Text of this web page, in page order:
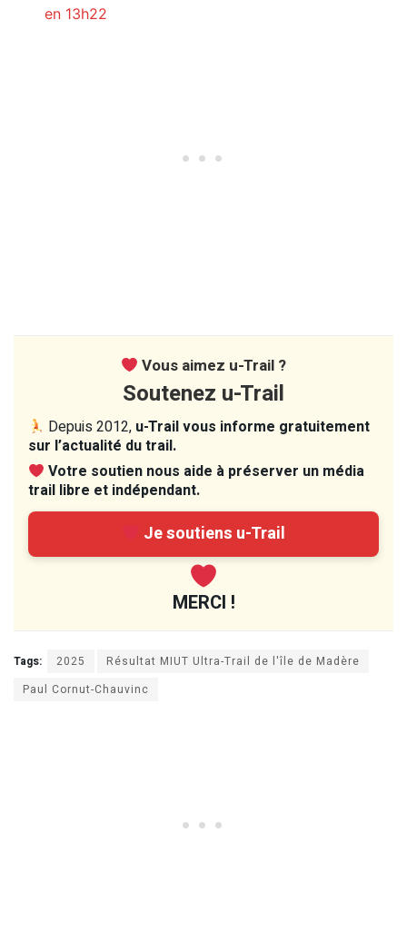
en 13h22
Vous aimez u-Trail ?
Soutenez u-Trail
Depuis 2012, u-Trail vous informe gratuitement
sur l’actualité du trail.
Votre soutien nous aide à préserver un média
trail libre et indépendant.
Je soutiens u-Trail
MERCI !
Tags: 2025
Résultat MIUT Ultra-Trail de l'île de Madère
Paul Cornut-Chauvinc